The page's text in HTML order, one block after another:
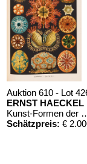
Auktion 610 - Lot
ERNST HAECKEL
Kunst-Formen der Natur. 10
Schätzpreis: €